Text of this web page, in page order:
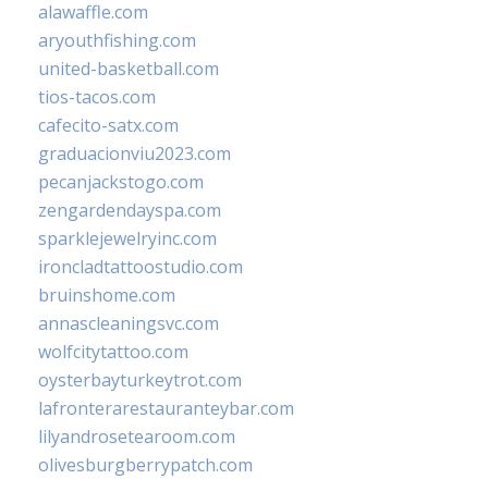
alawaffle.com
aryouthfishing.com
united-basketball.com
tios-tacos.com
cafecito-satx.com
graduacionviu2023.com
pecanjackstogo.com
zengardendayspa.com
sparklejewelryinc.com
ironcladtattoostudio.com
bruinshome.com
annascleaningsvc.com
wolfcitytattoo.com
oysterbayturkeytrot.com
lafronterarestauranteybar.com
lilyandrosetearoom.com
olivesburgberrypatch.com